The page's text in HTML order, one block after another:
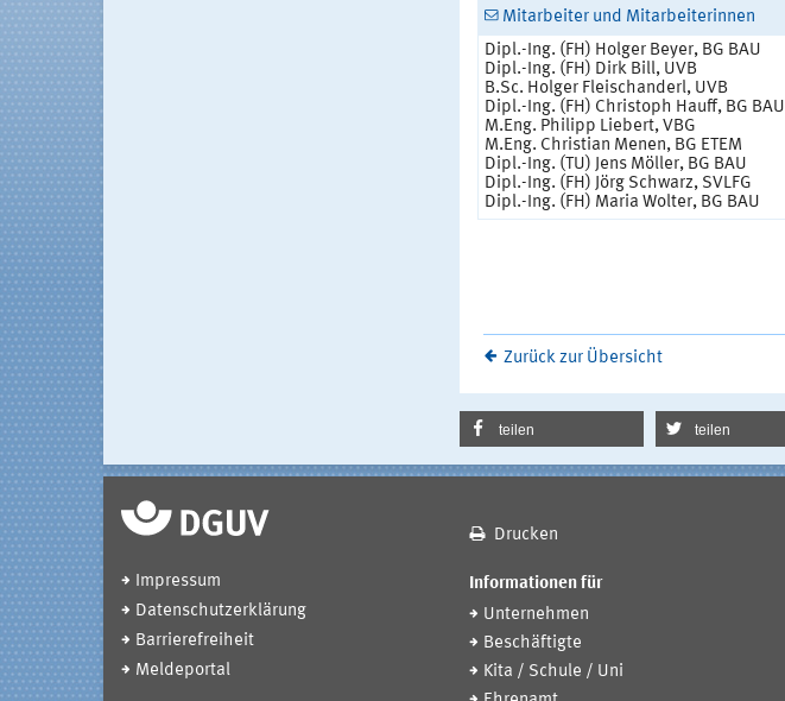
Mitarbeiter und Mitarbeiterinnen
Dipl.-Ing. (FH) Holger Beyer, BG BAU
Dipl.-Ing. (FH) Dirk Bill, UVB
B.Sc. Holger Fleischanderl, UVB
Dipl.-Ing. (FH) Christoph Hauff, BG BAU
M.Eng. Philipp Liebert, VBG
M.Eng. Christian Menen, BG ETEM
Dipl.-Ing. (TU) Jens Möller, BG BAU
Dipl.-Ing. (FH) Jörg Schwarz, SVLFG
Dipl.-Ing. (FH) Maria Wolter, BG BAU
Zurück zur Übersicht
teilen teilen
Drucken
Impressum
Datenschutzerklärung
Barrierefreiheit
Meldeportal
Informationen für
Unternehmen
Beschäftigte
Kita / Schule / Uni